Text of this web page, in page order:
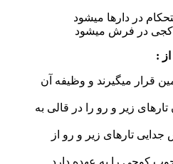
:
قرار میگیرند و وظیفه آن
زیر و رو را در قالی به
تارهای زیر و رو از